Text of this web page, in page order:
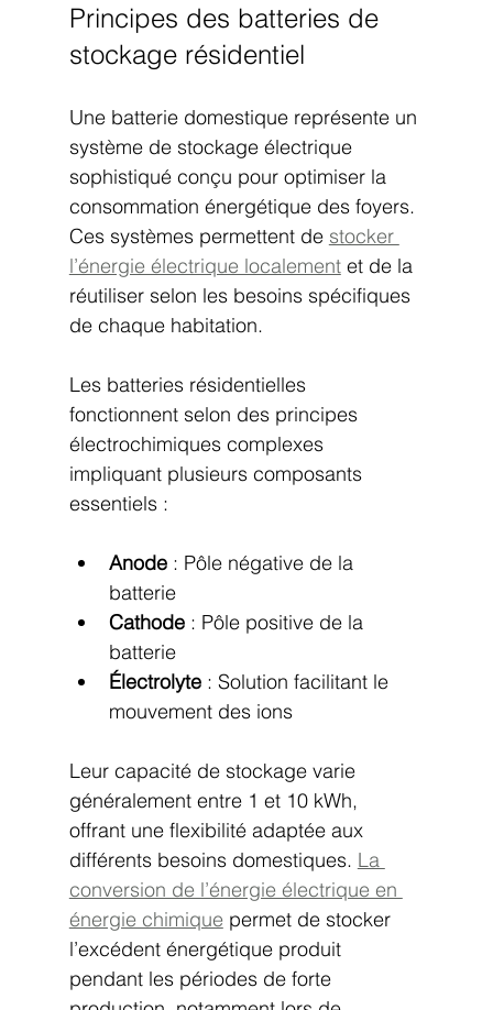
Principes des batteries de
stockage résidentiel
Une batterie domestique représente un
système de stockage électrique
sophistiqué conçu pour optimiser la
consommation énergétique des foyers.
Ces systèmes permettent de stocker
l’énergie électrique localement et de la
réutiliser selon les besoins spécifiques
de chaque habitation.
Les batteries résidentielles
fonctionnent selon des principes
électrochimiques complexes
impliquant plusieurs composants
essentiels :
Anode : Pôle négative de la
batterie
Cathode : Pôle positive de la
batterie
Électrolyte : Solution facilitant le
mouvement des ions
Leur capacité de stockage varie
généralement entre 1 et 10 kWh,
offrant une flexibilité adaptée aux
différents besoins domestiques. La
conversion de l’énergie électrique en
énergie chimique permet de stocker
l’excédent énergétique produit
pendant les périodes de forte